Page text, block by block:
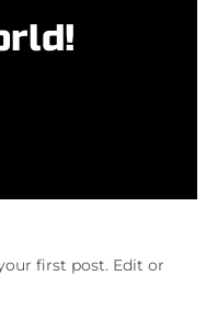
first post. Edit or